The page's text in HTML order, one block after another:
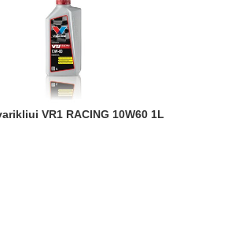
VR1 RACING 10W60 1L